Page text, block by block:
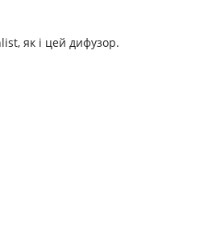
як і цей дифузор.